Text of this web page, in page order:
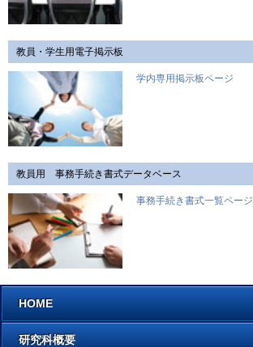
教員・学生用電子掲示板
学内専用掲示板ページ
教員用 事務手続き書式データベース
事務手続き書式一覧ページ
HOME
研究科概要